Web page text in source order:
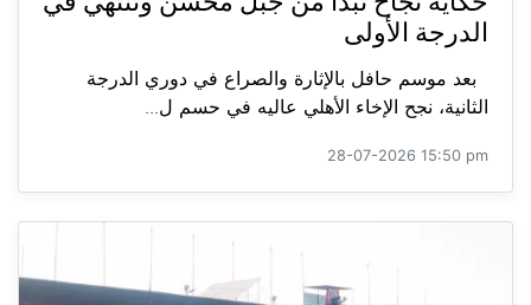
الدرجة الأولى
بعد موسم حافل بالإثارة والصراع في دوري الدرجة
الثانية، نجح الإخاء الأهلي عاليه في حسم ل...
28-07-2026 15:50 pm